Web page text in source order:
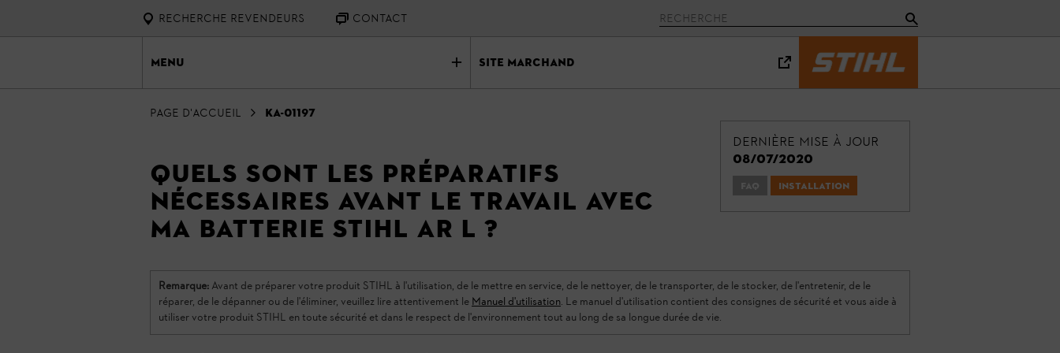
RECHERCHE REVENDEURS CONTACT
Menu Site marchand
page d'accueil KA-01197
Quels sont les préparatifs
nécessaires avant le travail avec
ma batterie STIHL AR L ?
Dernière mise à jour
08/07/2020
FAQ Installation
Remarque: Avant de préparer votre produit STIHL à l'utilisation, de le mettre en service, de le nettoyer, de le transporter, de le stocker, de l'entretenir, de le
réparer, de le dépanner ou de l'éliminer, veuillez lire attentivement leManuel d'utilisation. Le manuel d'utilisation contient des consignes de sécurité et vous aide à
utiliser votre produit STIHL en toute sécurité et dans le respect de l'environnement tout au long de sa longue durée de vie.